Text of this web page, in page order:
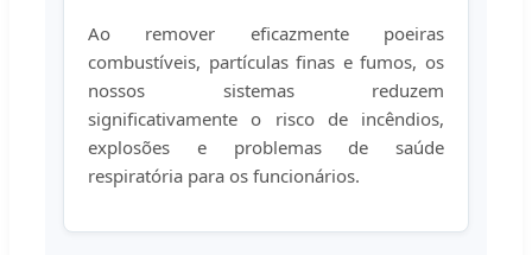
Ao remover eficazmente poeiras
combustíveis, partículas finas e fumos, os
nossos sistemas reduzem
significativamente o risco de incêndios,
explosões e problemas de saúde
respiratória para os funcionários.